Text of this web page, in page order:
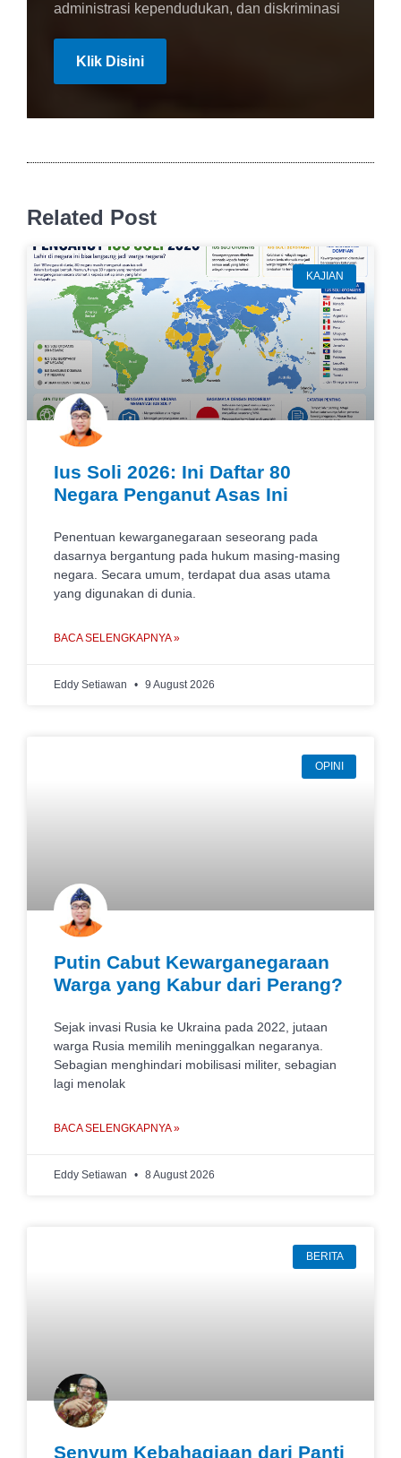
administrasi kependudukan, dan diskriminasi
Klik Disini
Related Post
KAJIAN
Ius Soli 2026: Ini Daftar 80
Negara Penganut Asas Ini
Penentuan kewarganegaraan seseorang pada
dasarnya bergantung pada hukum masing-masing
negara. Secara umum, terdapat dua asas utama
yang digunakan di dunia.
BACA SELENGKAPNYA »
Eddy Setiawan 9 August 2026
OPINI
Putin Cabut Kewarganegaraan
Warga yang Kabur dari Perang?
Sejak invasi Rusia ke Ukraina pada 2022, jutaan
warga Rusia memilih meninggalkan negaranya.
Sebagian menghindari mobilisasi militer, sebagian
lagi menolak
BACA SELENGKAPNYA »
Eddy Setiawan 8 August 2026
BERITA
Senyum Kebahagiaan dari Panti